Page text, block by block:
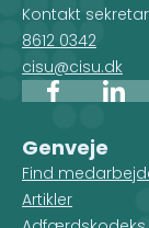
Kontakt
8612 0342
cisu@cisu.dk
Facebook
Genveje
Find
Artikler